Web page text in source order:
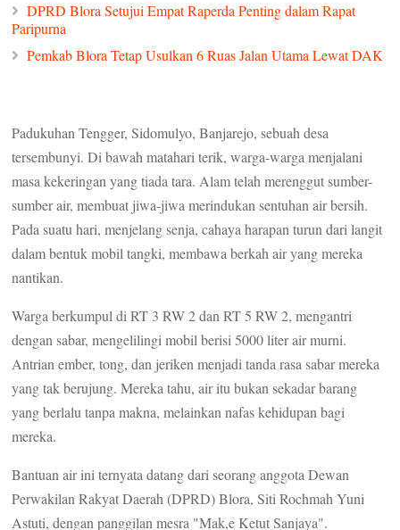
DPRD Blora Setujui Empat Raperda Penting dalam Rapat
Paripurna
Pemkab Blora Tetap Usulkan 6 Ruas Jalan Utama Lewat DAK
Padukuhan Tengger, Sidomulyo, Banjarejo, sebuah desa
tersembunyi. Di bawah matahari terik, warga-warga menjalani
masa kekeringan yang tiada tara. Alam telah merenggut sumber-
sumber air, membuat jiwa-jiwa merindukan sentuhan air bersih.
Pada suatu hari, menjelang senja, cahaya harapan turun dari langit
dalam bentuk mobil tangki, membawa berkah air yang mereka
nantikan.
Warga berkumpul di RT 3 RW 2 dan RT 5 RW 2, mengantri
dengan sabar, mengelilingi mobil berisi 5000 liter air murni.
Antrian ember, tong, dan jeriken menjadi tanda rasa sabar mereka
yang tak berujung. Mereka tahu, air itu bukan sekadar barang
yang berlalu tanpa makna, melainkan nafas kehidupan bagi
mereka.
Bantuan air ini ternyata datang dari seorang anggota Dewan
Perwakilan Rakyat Daerah (DPRD) Blora, Siti Rochmah Yuni
Astuti, dengan panggilan mesra "Mak,e Ketut Sanjaya".